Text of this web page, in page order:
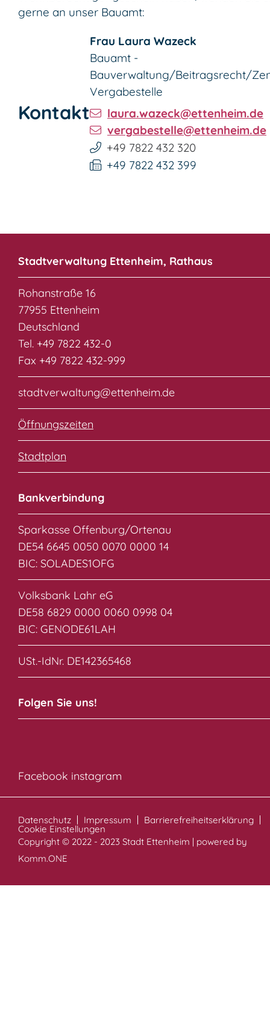
gerne an unser Bauamt:
Kontakt
Frau Laura Wazeck
Bauamt -
Bauverwaltung/Beitragsrecht/
Vergabestelle
laura.wazeck@ettenheim.de
vergabestelle@ettenheim.de
+49 7822 432 320
+49 7822 432 399
Stadtverwaltung Ettenheim, Rathaus
Rohanstraße 16
77955 Ettenheim
Deutschland
Tel. +49 7822 432-0
Fax +49 7822 432-999
stadtverwaltung@ettenheim.de
Öffnungszeiten
Stadtplan
Bankverbindung
Sparkasse Offenburg/Ortenau
DE54 6645 0050 0070 0000 14
BIC: SOLADES1OFG
Volksbank Lahr eG
DE58 6829 0000 0060 0998 04
BIC: GENODE61LAH
USt.-IdNr. DE142365468
Folgen Sie uns!
Facebook instagram
Datenschutz Impressum Barrierefreiheitserklärung
Cookie Einstellungen
Copyright © 2022 - 2023 Stadt Ettenheim | powered by
Komm.ONE